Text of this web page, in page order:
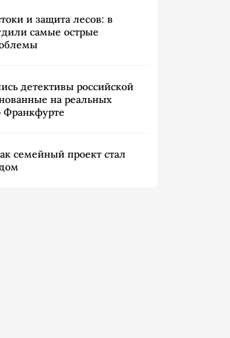
и защита лесов: в
самые острые
детективы российской
на реальных
Франкфурте
семейный проект стал